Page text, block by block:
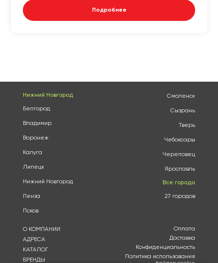
Подробнее
Нижний Новгород
Белгород
Владимир
Воронеж
Калуга
Липецк
Нижний Новгород
Пенза
Псков
Смоленск
Сызрань
Тверь
Чебоксары
Череповец
Ярославль
Все города
27 городов
О КОМПАНИИ
АДРЕСА
КАТАЛОГ
БРЕНДЫ
Оплата
Доставка
Конфиденциальность
Политика использования